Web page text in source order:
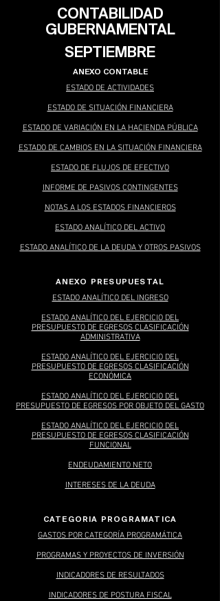
CONTABILIDAD
GUBERNAMENTAL
SEPTIEMBRE
ANEXO CONTABLE
ESTADO DE ACTIVIDADES
ESTADO DE SITUACIÓN FINANCIERA
ESTADO DE VARIACIÓN EN LA HACIENDA PÚBLICA
ESTADO DE CAMBIOS EN LA SITUACIÓN FINANCIERA
ESTADO DE FLUJOS DE EFECTIVO
INFORME DE PASIVOS CONTINGENTES
NOTAS A LOS ESTADOS FINANCIEROS
ESTADO ANALÍTICO DEL ACTIVO
ESTADO ANALÍTICO DE LA DEUDA Y OTROS PASIVOS
ANEXO PRESUPUESTAL
ESTADO ANALÍTICO DEL INGRESO
ESTADO ANALÍTICO DEL EJERCICIO DEL
PRESUPUESTO DE EGRESOS CLASIFICACIÓN
ADMINISTRATIVA
ESTADO ANALÍTICO DEL EJERCICIO DEL
PRESUPUESTO DE EGRESOS CLASIFICACIÓN
ECONÓMICA
ESTADO ANALÍTICO DEL EJERCICIO DEL
PRESUPUESTO DE EGRESOS POR OBJETO DEL GASTO
ESTADO ANALÍTICO DEL EJERCICIO DEL
PRESUPUESTO DE EGRESOS CLASIFICACIÓN
FUNCIONAL
ENDEUDAMIENTO NETO
INTERESES DE LA DEUDA
CATEGORIA PROGRAMATICA
GASTOS POR CATEGORÍA PROGRAMÁTICA
PROGRAMAS Y PROYECTOS DE INVERSIÓN
INDICADORES DE RESULTADOS
INDICADORES DE POSTURA FISCAL